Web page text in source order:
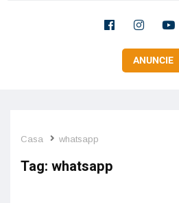
ANUNCIE
Casa whatsapp
Tag: whatsapp